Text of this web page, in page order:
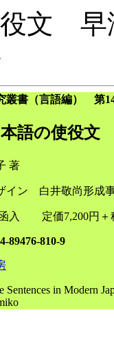
文 早
叢書（言語編） 第
語の使役文
著
イン 白井敬尚形成
函入 定価7,200円＋
89476-810-9
Sentences in Modern